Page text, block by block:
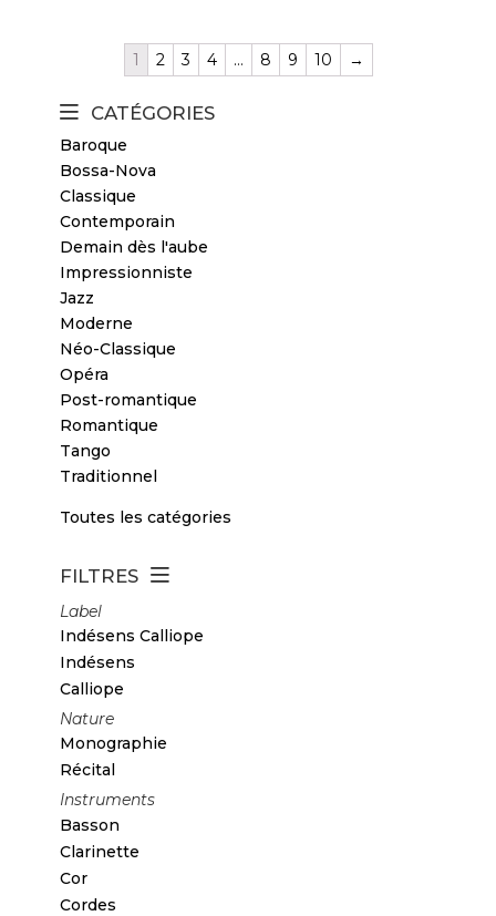
CATÉGORIES
Baroque
Bossa-Nova
Classique
Contemporain
Demain dès l'aube
Impressionniste
Jazz
Moderne
Néo-Classique
Opéra
Post-romantique
Romantique
Tango
Traditionnel
Toutes les catégories
1 2 3 4 … 8 9 10 →
FILTRES
Label
Indésens Calliope
Indésens
Calliope
Nature
Monographie
Récital
Instruments
Basson
Clarinette
Cor
Cordes